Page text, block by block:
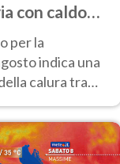
con caldo
temporale
per la
indica una
calura tra